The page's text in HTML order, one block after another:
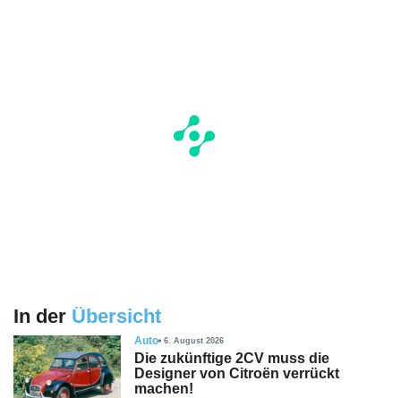
In der Übersicht
Auto 6. August 2026
Die zukünftige 2CV muss die
Designer von Citroën verrückt
machen!